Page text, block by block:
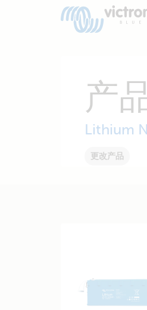
产
Lithium
更改产品